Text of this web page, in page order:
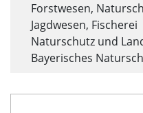
Forstwesen,
Jagdwesen, Fischerei
Naturschutz und
Bayerisches